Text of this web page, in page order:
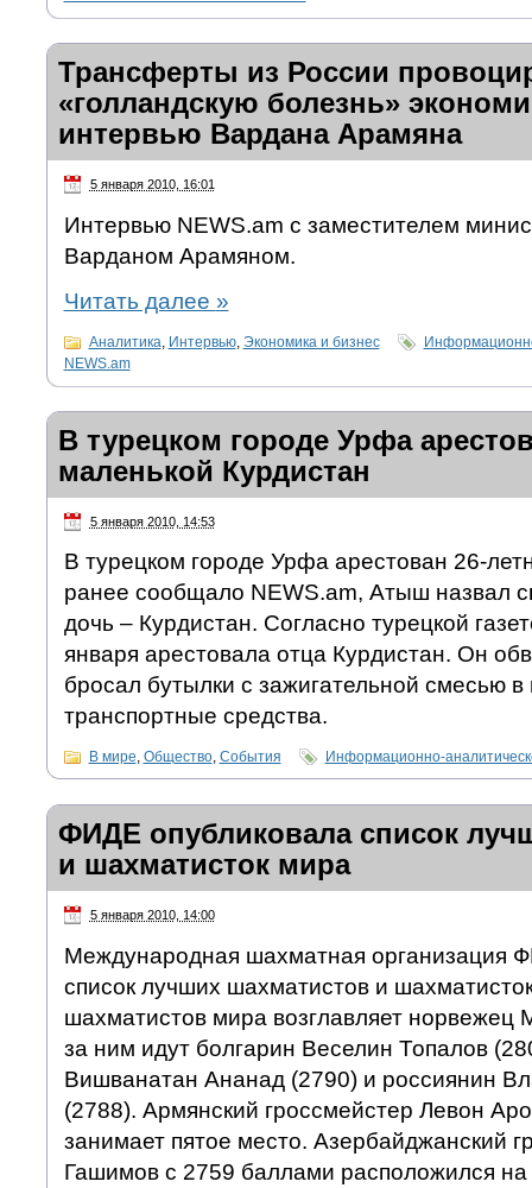
Трансферты из России
«голландскую болезнь»
интервью Вардана Арамяна
5 января 2010, 16:01
Интервью NEWS.am с заместителем
Варданом Арамяном.
Читать далее »
Аналитика Интервью, Экономика и бизнес
NEWS.am
В турецком городе Урфа
маленькой Курдистан
5 января 2010, 14:53
В турецком городе Урфа арестован 26-
ранее сообщало NEWS.am, Атыш назвал
дочь – Курдистан. Согласно турецкой
января арестовала отца Курдистан. Он
бросал бутылки с зажигательной смесью в
транспортные средства.
В мире, Общество, События Информационно-
ФИДЕ опубликовала список
и шахматисток мира
5 января 2010, 14:00
Международная шахматная организация
список лучших шахматистов и
шахматистов мира возглавляет норвежец
за ним идут болгарин Веселин Топалов
Вишванатан Ананад (2790) и россиянин
(2788). Армянский гроссмейстер Левон
занимает пятое место. Азербайджанский
Гашимов с 2759 баллами расположился на